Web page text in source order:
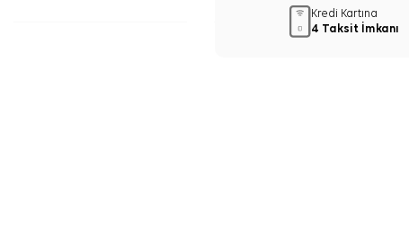
Kredi Kartına
4 Taksit İmkanı